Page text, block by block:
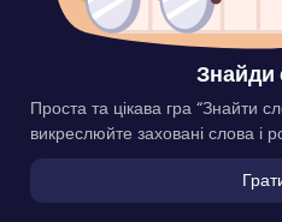
Знайди
Проста та цікава гра “Знайти
викреслюйте заховані слова і